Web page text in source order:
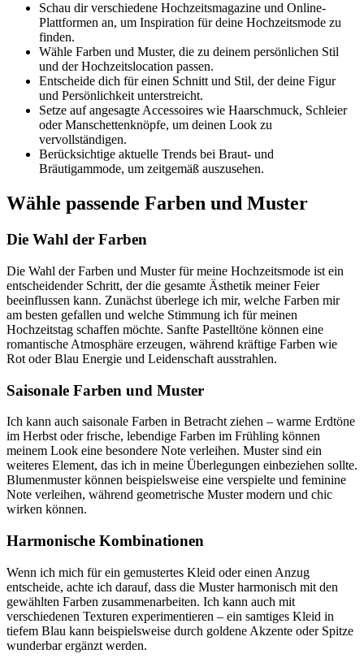
Schau dir verschiedene Hochzeitsmagazine und Online-
Plattformen an, um Inspiration für deine Hochzeitsmode zu
finden.
Wähle Farben und Muster, die zu deinem persönlichen Stil
und der Hochzeitslocation passen.
Entscheide dich für einen Schnitt und Stil, der deine Figur
und Persönlichkeit unterstreicht.
Setze auf angesagte Accessoires wie Haarschmuck, Schleier
oder Manschettenknöpfe, um deinen Look zu
vervollständigen.
Berücksichtige aktuelle Trends bei Braut- und
Bräutigammode, um zeitgemäß auszusehen.
Wähle passende Farben und Muster
Die Wahl der Farben
Die Wahl der Farben und Muster für meine Hochzeitsmode ist ein
entscheidender Schritt, der die gesamte Ästhetik meiner Feier
beeinflussen kann. Zunächst überlege ich mir, welche Farben mir
am besten gefallen und welche Stimmung ich für meinen
Hochzeitstag schaffen möchte. Sanfte Pastelltöne können eine
romantische Atmosphäre erzeugen, während kräftige Farben wie
Rot oder Blau Energie und Leidenschaft ausstrahlen.
Saisonale Farben und Muster
Ich kann auch saisonale Farben in Betracht ziehen – warme Erdtöne
im Herbst oder frische, lebendige Farben im Frühling können
meinem Look eine besondere Note verleihen. Muster sind ein
weiteres Element, das ich in meine Überlegungen einbeziehen sollte.
Blumenmuster können beispielsweise eine verspielte und feminine
Note verleihen, während geometrische Muster modern und chic
wirken können.
Harmonische Kombinationen
Wenn ich mich für ein gemustertes Kleid oder einen Anzug
entscheide, achte ich darauf, dass die Muster harmonisch mit den
gewählten Farben zusammenarbeiten. Ich kann auch mit
verschiedenen Texturen experimentieren – ein samtiges Kleid in
tiefem Blau kann beispielsweise durch goldene Akzente oder Spitze
wunderbar ergänzt werden.